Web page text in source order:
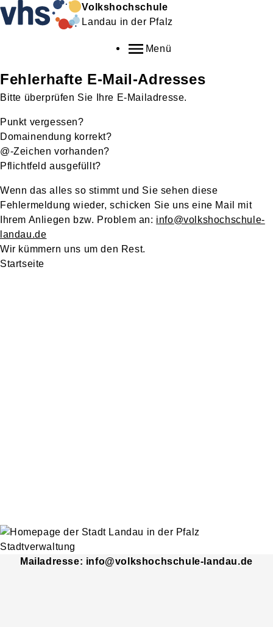
Volkshochschule
Landau in der Pfalz
Menü
Fehlerhafte E-Mail-Adresses
Bitte überprüfen Sie Ihre E-Mailadresse.
Punkt vergessen?
Domainendung korrekt?
@-Zeichen vorhanden?
Pflichtfeld ausgefüllt?
Wenn das alles so stimmt und Sie sehen diese
Fehlermeldung wieder, schicken Sie uns eine Mail mit
Ihrem Anliegen bzw. Problem an: info@volkshochschule-
landau.de
Wir kümmern uns um den Rest.
Startseite
Mailadresse: info@volkshochschule-landau.de